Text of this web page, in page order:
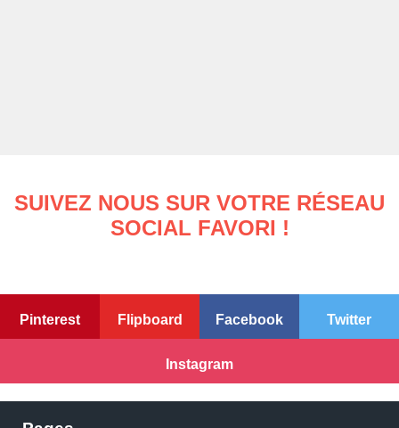
SUIVEZ NOUS SUR VOTRE RÉSEAU
SOCIAL FAVORI !
Pinterest Flipboard Facebook Twitter
Instagram